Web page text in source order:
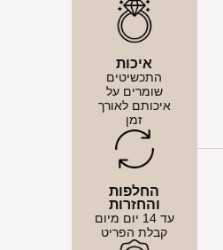
איכות
התכשיטים
שומרים על
איכותם לאורך
זמן
החלפות
והחזרות
עד 14 יום מיום
קבלת הפריט